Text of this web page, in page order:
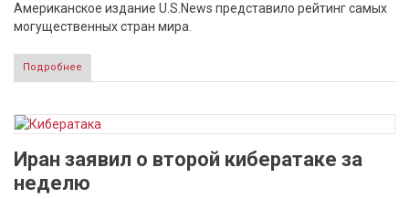
Американское издание U.S.News представило рейтинг самых
могущественных стран мира.
Подробнее
Иран заявил о второй кибератаке за
неделю